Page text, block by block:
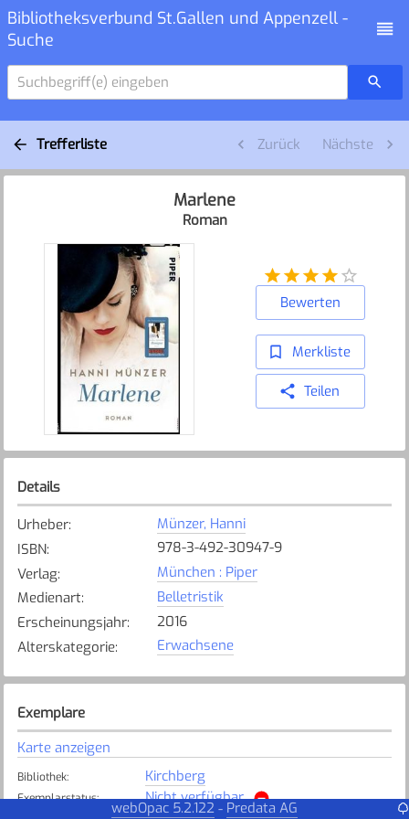
Bibliotheksverbund St.Gallen und Appenzell -
Suche
Suchbegriff(e) eingeben
Trefferliste Zurück Nächste
Marlene
Roman
Bewerten
Merkliste
Teilen
Details
Urheber:
Münzer, Hanni
ISBN:
978-3-492-30947-9
Verlag:
München : Piper
Medienart:
Belletristik
Erscheinungsjahr:
2016
Alterskategorie: Erwachsene
Exemplare
Karte anzeigen
Bibliothek: Kirchberg
Exemplarstatus: Nicht verfügbar
webOpac 5.2.122 - Predata AG